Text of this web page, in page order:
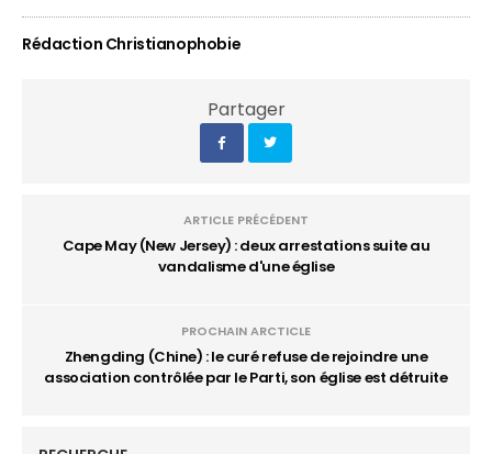
Rédaction Christianophobie
Partager
ARTICLE PRÉCÉDENT
Cape May (New Jersey) : deux arrestations suite au
vandalisme d'une église
PROCHAIN ARCTICLE
Zhengding (Chine) : le curé refuse de rejoindre une
association contrôlée par le Parti, son église est détruite